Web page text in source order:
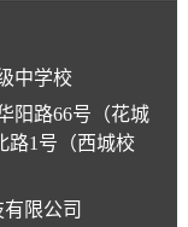
中学校
阳路66号（花城
路1号（西城校
限公司